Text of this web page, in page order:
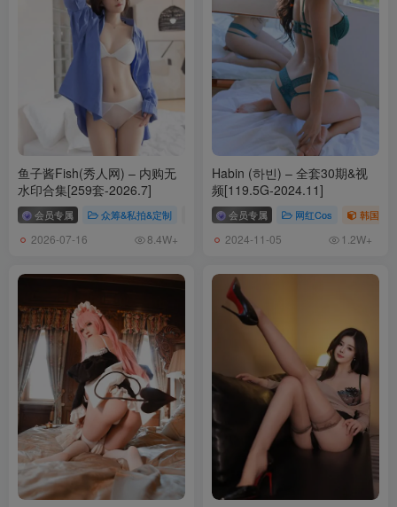
鱼子酱Fish(秀人网) – 内购无
水印合集[259套-2026.7]
会员专属 众筹&私拍&定制 # 鱼子酱
2026-07-16 8.4W+
Habin (하빈) – 全套30期&视
频[119.5G-2024.11]
会员专属 网红Cos 韩国（
2024-11-05 1.2W+